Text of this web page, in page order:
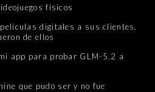
físicos
digitales a sus clientes.
de ellos
app para probar GLM-5.2 a
que pudo ser y no fue